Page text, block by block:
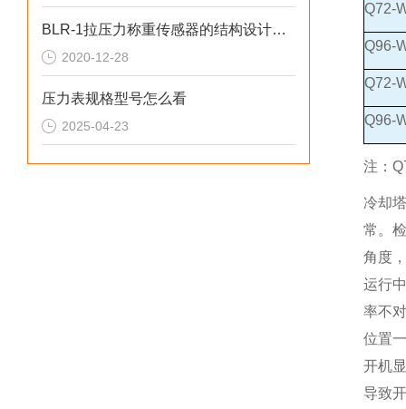
BLR-1拉压力称重传感器的结构设计和主要优点
2020-12-28
压力表规格型号怎么看
2025-04-23
Q72-
Q96-
Q72-
Q96-
注：
冷却
常。
角度
运行
率不
位置
开机
导致